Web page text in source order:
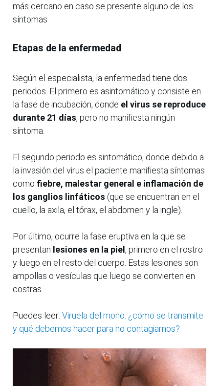
más cercano en caso se presente alguno de los
síntomas
Etapas de la enfermedad
Según el especialista, la enfermedad tiene dos
periodos. El primero es asintomático y consiste en
la fase de incubación, donde el virus se reproduce
durante 21 días, pero no manifiesta ningún
síntoma.
El segundo periodo es sintomático, donde debido a
la invasión del virus el paciente manifiesta síntomas
como fiebre, malestar general e inflamación de
los ganglios linfáticos (que se encuentran en el
cuello, la axila, el tórax, el abdomen y la ingle).
Por último, ocurre la fase eruptiva en la que se
presentan lesiones en la piel , primero en el rostro
y luego en el resto del cuerpo. Estas lesiones son
ampollas o vesículas que luego se convierten en
costras.
Puedes leer: Viruela del mono: ¿cómo se transmite
y qué debemos hacer para no contagiarnos?